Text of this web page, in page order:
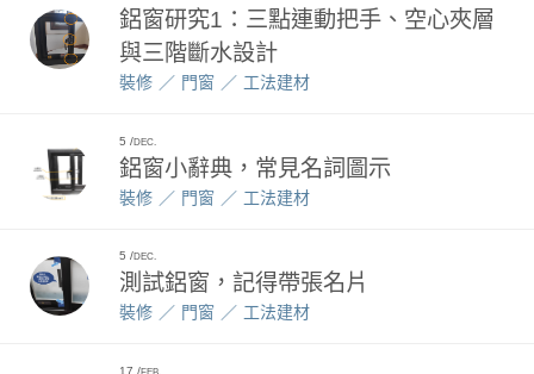
鋁窗研究1：三點連動把手、空心夾層
與三階斷水設計
裝修 門窗 工法建材
5 DEC.
鋁窗小辭典，常見名詞圖示
裝修 門窗 工法建材
5 DEC.
測試鋁窗，記得帶張名片
裝修 門窗 工法建材
17